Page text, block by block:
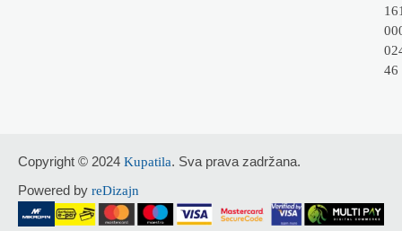
46
Copyright © 2024 Kupatila. Sva prava zadržana.
Powered by reDizajn